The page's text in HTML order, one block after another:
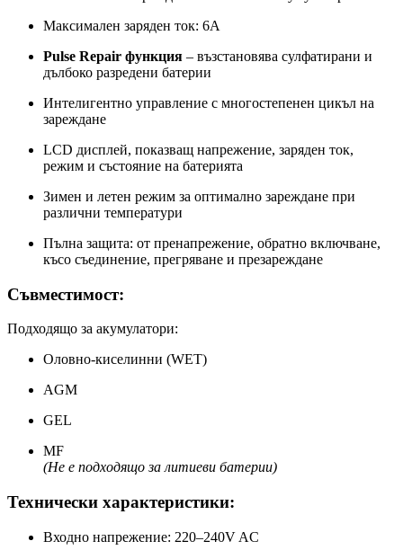
Максимален заряден ток: 6A
Pulse Repair функция – възстановява сулфатирани и
дълбоко разредени батерии
Интелигентно управление с многостепенен цикъл на
зареждане
LCD дисплей, показващ напрежение, заряден ток,
режим и състояние на батерията
Зимен и летен режим за оптимално зареждане при
различни температури
Пълна защита: от пренапрежение, обратно включване,
късо съединение, прегряване и презареждане
Съвместимост:
Подходящо за акумулатори:
Оловно-киселинни (WET)
AGM
GEL
MF
(Не е подходящо за литиеви батерии)
Технически характеристики:
Входно напрежение: 220–240V AC